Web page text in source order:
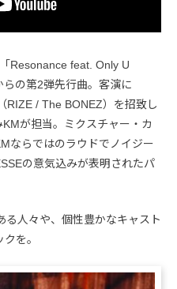
Resonance feat. Only U
の第2弾先行曲。客演に
RIZE / The BONEZ）を招致し
が担当。ミクスチャー・カ
ならではのラウドでノイジー
の意気込みが表明されたパ
る人々や、個性豊かなキャスト
を。